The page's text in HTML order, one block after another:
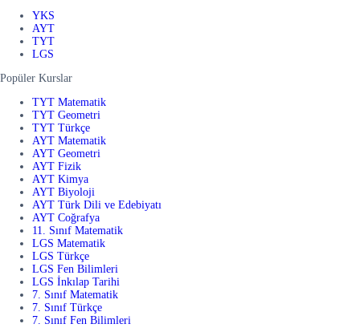
YKS
AYT
TYT
LGS
Popüler Kurslar
TYT Matematik
TYT Geometri
TYT Türkçe
AYT Matematik
AYT Geometri
AYT Fizik
AYT Kimya
AYT Biyoloji
AYT Türk Dili ve Edebiyatı
AYT Coğrafya
11. Sınıf Matematik
LGS Matematik
LGS Türkçe
LGS Fen Bilimleri
LGS İnkılap Tarihi
7. Sınıf Matematik
7. Sınıf Türkçe
7. Sınıf Fen Bilimleri